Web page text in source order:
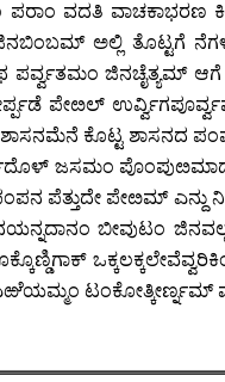
ವದತಿ ವಾಚಕಾಭರಣ
ತೊಟ್ಟಗೆ
ಪರ್ವ್ವತಮಂ
ಪೇೞಲ್
ಕೊಟ್ಟ ಶಾಸನದ
ಜಸಮಂ
ಪೆತ್ತುದೇ ಪೇೞಮ್
ಬೀವುಟಂ
ಟಂಕೋತ್ಕೀರ್ಣ್ನಮ್